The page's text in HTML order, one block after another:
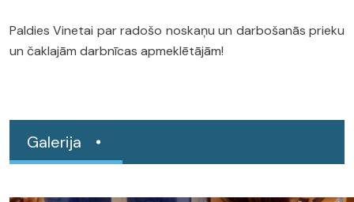
Paldies Vinetai par radošo noskaņu un darbošanās prieku
un čaklajām darbnīcas apmeklētājām!
Galerija